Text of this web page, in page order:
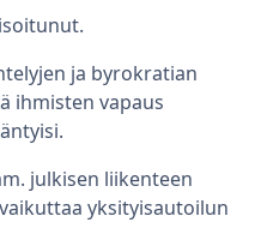
ja byrokratian
ihmisten vapaus
julkisen liikenteen
yksityisautoilun